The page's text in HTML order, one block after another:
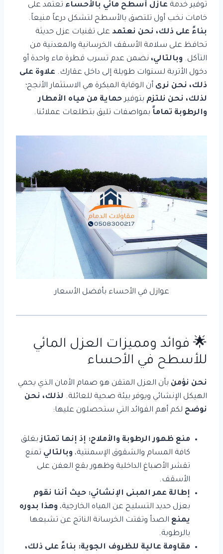
توفير خدمة عازل أسطح مائي بالأحساء تعتمد على
خامات نخب أول تلتصق بالأسطح لتشكل درعاً منيعاً.
بناءً على ذلك، نحن نعتمد على تقنيات عزل حديثة
تحافظ على سلامة الأسقف الخرسانية والمعدنية من
التآكل. وبالتالي، نضمن عدم تسرب قطرة ماء واحدة أو
دخول الأتربة لسنوات طويلة إلى داخل عقارك. علاوة على
ذلك، نحن نرى أن الوقاية المبكرة هي الاستثمار الأنجح؛
لذلك، نحن نلتزم بتوفيرحماية من مياه الأمطار
والرطوبة تماماً بمواصفات تليق بتطلعات عملائنا.
عوازل في الأحساء بأفضل الأسعار
🌟 فوائد ومميزات العزل المائي
للأسطح في الأحساء
نحن نؤمن بأن العزل المتقن هو صمام الأمان الذي يحمي
الهيكل الإنشائي ويوفر بيئة صحية للعائلة. لذلك، نحن
نوضح لكم أهم الفوائد التي ستحصلون عليها:
منع ظهور الرطوبة والأملاح: إذ إنها تمتازبغلق
كافة المسام والشقوق الإسمنتية، وبالتالي تمنع
تقشر الأصباغ الداخلية وظهور بقع العفن على
الأسقف.
إطالة عمر المبنى الإنشائي: حيث أننا نقوم
بعزل حديد التسليح عن المياه الخارجية، وهذا بدوره
يمنع الصدأ وتفتت الخرسانة الناتج عن تشبعها
بالرطوبة.
مقاومة عالية للظروف الجوية: بناءً على ذلك،